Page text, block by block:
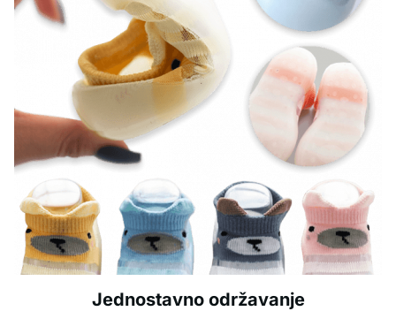
Jednostavno održavanje